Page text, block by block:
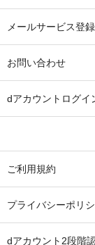
メールサービス登
お問い合わせ
dアカウントログイ
ご利用規約
プライバシーポリ
dアカウント2段階